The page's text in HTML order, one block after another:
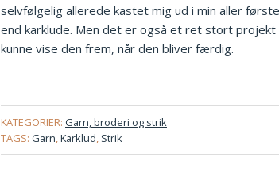
selvfølgelig allerede kastet mig ud i min aller
end karklude. Men det er også et ret stort
kunne vise den frem, når den bliver færdig.
KATEGORIER: Garn, broderi og strik
TAGS: Garn,Karklud, Strik